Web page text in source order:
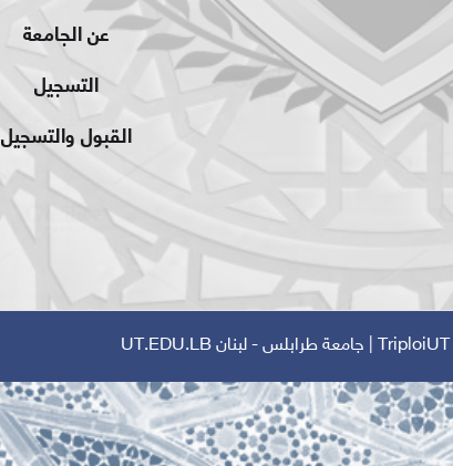
عن الجامعة
التسجيل
القبول والتسجيل
TriploiUT | جامعة طرابلس - لبنانUT.EDU.LB